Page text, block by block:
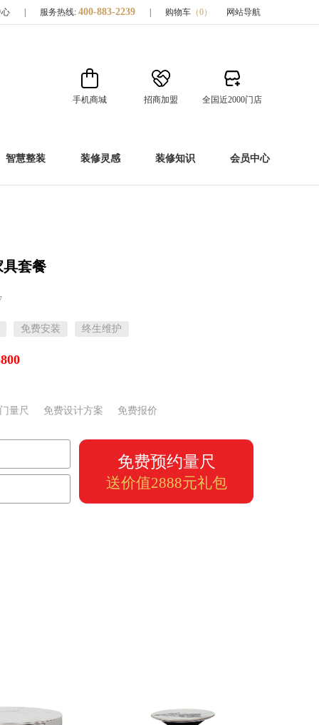
服务热线: 400-883-2239 购物车 （0） 网站导航
手机商城 招商加盟 全国近2000门店
智慧整装 装修灵感 装修知识 会员中心
具套餐
免费安装 终生维护
量尺 免费设计方案 免费报价
免费预约量尺
送价值2888元礼包